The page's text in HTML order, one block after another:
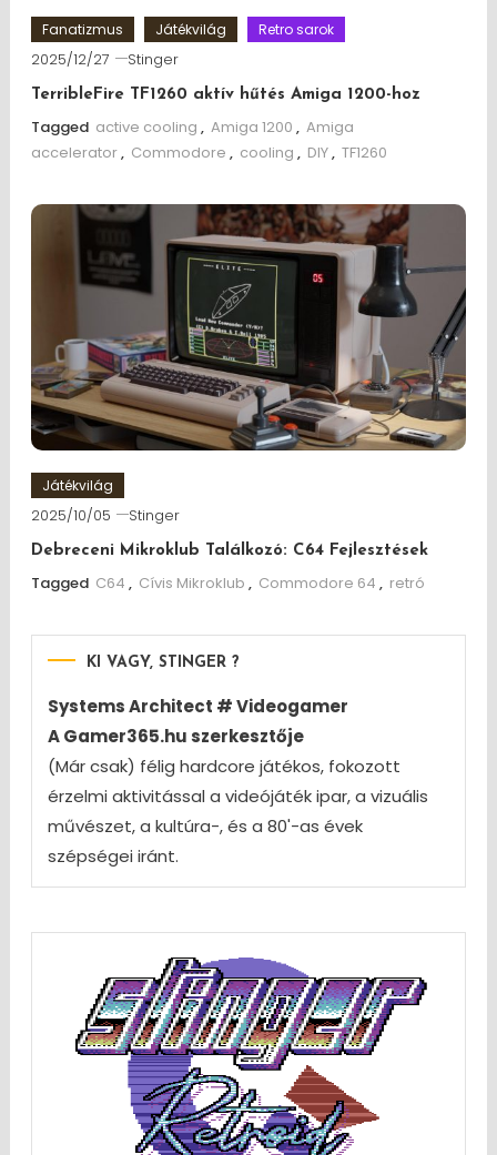
Fanatizmus Játékvilág Retro sarok
2025/12/27 Stinger
TerribleFire TF1260 aktív hűtés Amiga 1200-hoz
Tagged active cooling , Amiga 1200 , Amiga
accelerator, Commodore , cooling , DIY, TF1260
Játékvilág
2025/10/05 Stinger
Debreceni Mikroklub Találkozó: C64 Fejlesztések
Tagged C64 , Cívis Mikroklub , Commodore 64 , retró
KI VAGY, STINGER ?
Systems Architect # Videogamer
A Gamer365.hu szerkesztője
(Már csak) félig hardcore játékos, fokozott
érzelmi aktivitással a videójáték ipar, a vizuális
művészet, a kultúra-, és a 80'-as évek
szépségei iránt.